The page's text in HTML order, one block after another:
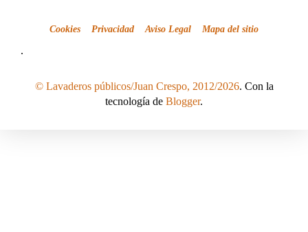
Cookies Privacidad Aviso Legal Mapa del sitio
.
© Lavaderos públicos/Juan Crespo, 2012/2026. Con la
tecnología de Blogger.